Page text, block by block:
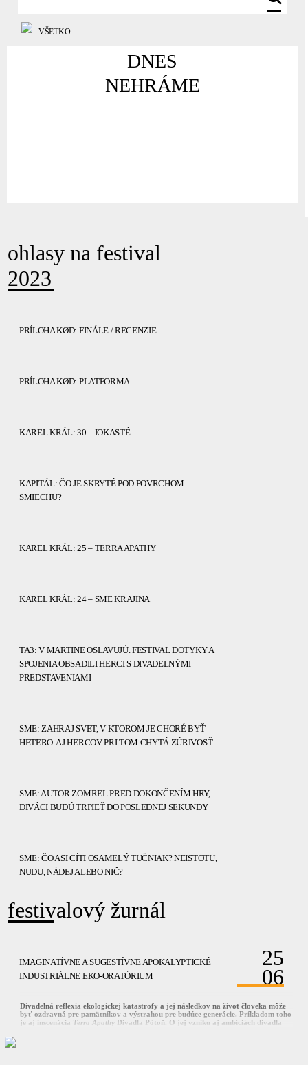
VŠETKO
DNES
NEHRÁME
ohlasy na festival
2023
PRÍLOHA KØD: FINÁLE / RECENZIE
PRÍLOHA KØD: PLATFORMA
KAREL KRÁL: 30 – IOKASTÉ
KAPITÁL: ČO JE SKRYTÉ POD POVRCHOM
SMIECHU?
KAREL KRÁL: 25 – TERRA APATHY
KAREL KRÁL: 24 – SME KRAJINA
TA3: V MARTINE OSLAVUJÚ. FESTIVAL DOTYKY A
SPOJENIA OBSADILI HERCI S DIVADELNÝMI
PREDSTAVENIAMI
SME: ZAHRAJ SVET, V KTOROM JE CHORÉ BYŤ
HETERO. AJ HERCOV PRI TOM CHYTÁ ZÚRIVOSŤ
SME: AUTOR ZOMREL PRED DOKONČENÍM HRY,
DIVÁCI BUDÚ TRPIEŤ DO POSLEDNEJ SEKUNDY
SME: ČO ASI CÍTI OSAMELÝ TUČNIAK? NEISTOTU,
NUDU, NÁDEJ ALEBO NIČ?
festivalový žurnál
25
06
IMAGINATÍVNE A SUGESTÍVNE APOKALYPTICKÉ
INDUSTRIÁLNE EKO-ORATÓRIUM
Divadelná reflexia ekologickej katastrofy a jej následkov na život človeka môže
byť ozdravná pre pamätníkov a výstrahou pre budúce generácie. Príkladom toho
je aj inscenácia Terra Apathy Divadla Pôtoň. O jej vzniku aj ambíciách divadla